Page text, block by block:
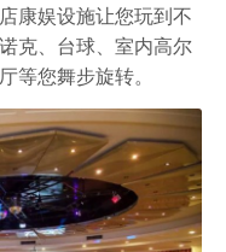
康娱设施让您玩到不
克、台球、室内高尔
等您舞步旋转。